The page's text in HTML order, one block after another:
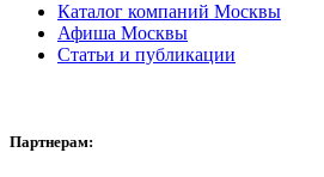
Каталог компаний Москвы
Афиша Москвы
Статьи и публикации
Партнерам: